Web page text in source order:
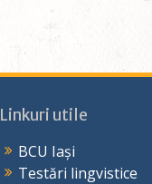
Linkuri utile
BCU Iași
Testări lingvistice